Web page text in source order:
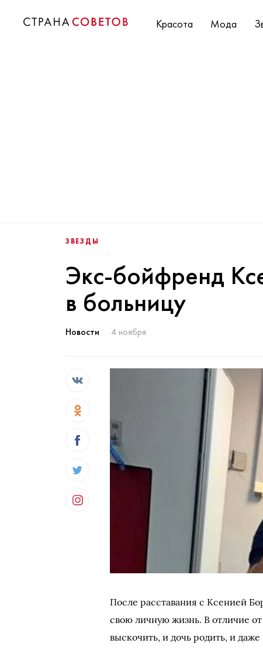
Красота Мода
ЗВЕЗДЫ
Экс-бойфренд
в больницу
Новости 4 ноября
После расставания с Ксенией
свою личную жизнь. В отличие
выскочить, и дочь родить, и даже